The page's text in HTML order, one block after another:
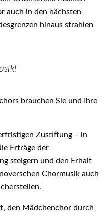
auch in den nächsten
hinaus strahlen
brauchen Sie und Ihre
Zustiftung – in
Erträge der
steigern und den Erhalt
Chormusik auch
den Mädchenchor durch